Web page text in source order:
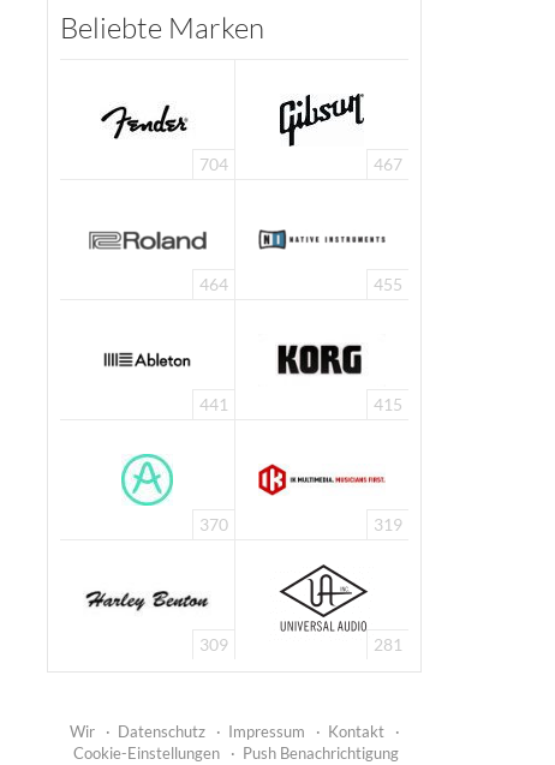
Beliebte Marken
704 467
464 455
441 415
370 319
309 281
Wir · Datenschutz · Impressum · Kontakt
·
Cookie-Einstellungen
· Push Benachrichtigung